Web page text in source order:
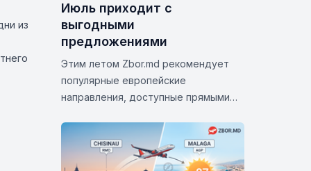
из
Июль приходит с
выгодными
предложениями
Этим летом Zbor.md рекомендует
популярные европейские
направления, доступные прямыми
выгодным тарифам, доступным в
июле, сейчас идеальное время
спланировать следующую поездку и